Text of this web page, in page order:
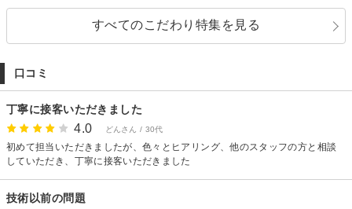
すべてのこだわり特集を見る
口コミ
丁寧に接客いただきました
4.0 どんさん / 30代
初めて担当いただきましたが、色々とヒアリング、他のスタッフの方と相談
していただき、丁寧に接客いただきました
技術以前の問題